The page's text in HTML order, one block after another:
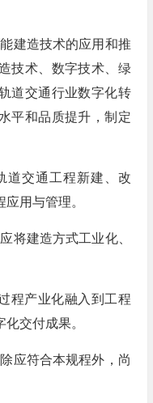
建造技术的应用和推
技术、数字技术、绿
道交通行业数字化转
平和品质提升，制定
道交通工程新建、改
用与管理。
将建造方式工业化、
程产业化融入到工程
交付成果。
应符合本规程外，尚